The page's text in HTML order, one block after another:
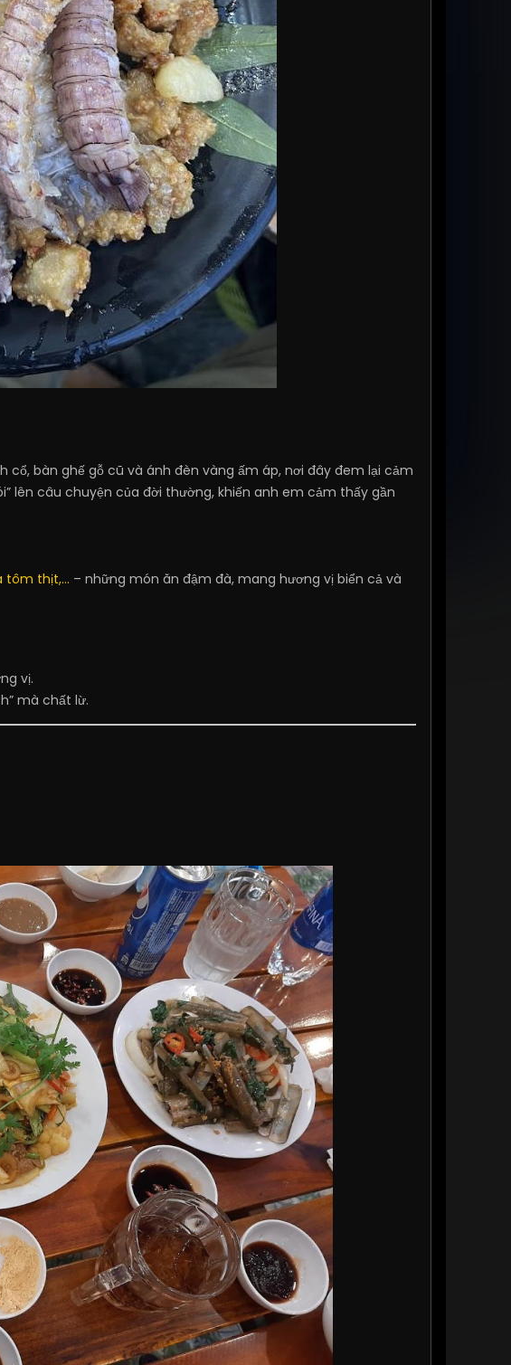
cổ, bàn ghế gỗ cũ và ánh đèn vàng ấm áp, nơi đây đem lại cảm
lên câu chuyện của đời thường, khiến anh em cảm thấy gần
tôm thịt,... – những món ăn đậm đà, mang hương vị biển cả và
vị.
mà chất lừ.